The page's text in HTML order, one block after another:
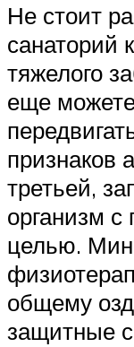
Не стоит
санаторий
тяжелого
еще
признаков
третьей,
организм с
целью.
общему
защитные